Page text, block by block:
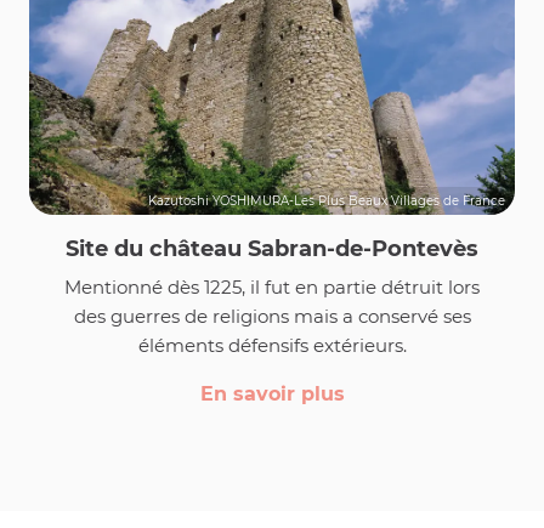
Kazutoshi YOSHIMURA-Les Plus Beaux Villages de France
Site du château Sabran-de-Pontevès
Mentionné dès 1225, il fut en partie détruit lors
des guerres de religions mais a conservé ses
éléments défensifs extérieurs.
En savoir plus